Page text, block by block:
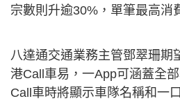
宗數則升逾30%，單筆最高消
八達通交通業務主管鄧翠珊期
港Call車易，一App可涵蓋全
Call車時將顯示車隊名稱和一